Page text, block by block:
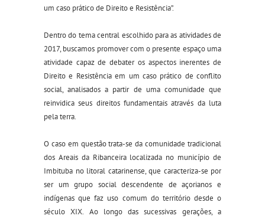
um caso prático de Direito e Resistência”.
Dentro do tema central escolhido para as atividades de
2017, buscamos promover com o presente espaço uma
atividade capaz de debater os aspectos inerentes de
Direito e Resistência em um caso prático de conflito
social, analisados a partir de uma comunidade que
reinvidica seus direitos fundamentais através da luta
pela terra.
O caso em questão trata-se da comunidade tradicional
dos Areais da Ribanceira localizada no município de
Imbituba no litoral catarinense, que caracteriza-se por
ser um grupo social descendente de açorianos e
indígenas que faz uso comum doterritório desde o
século XIX. Ao longo das sucessivas gerações, a